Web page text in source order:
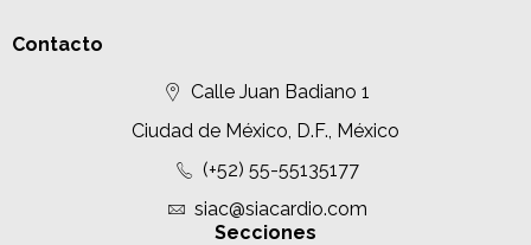
Contacto
Calle Juan Badiano 1
Ciudad de México, D.F., México
(+52) 55-55135177
siac@siacardio.com
Secciones